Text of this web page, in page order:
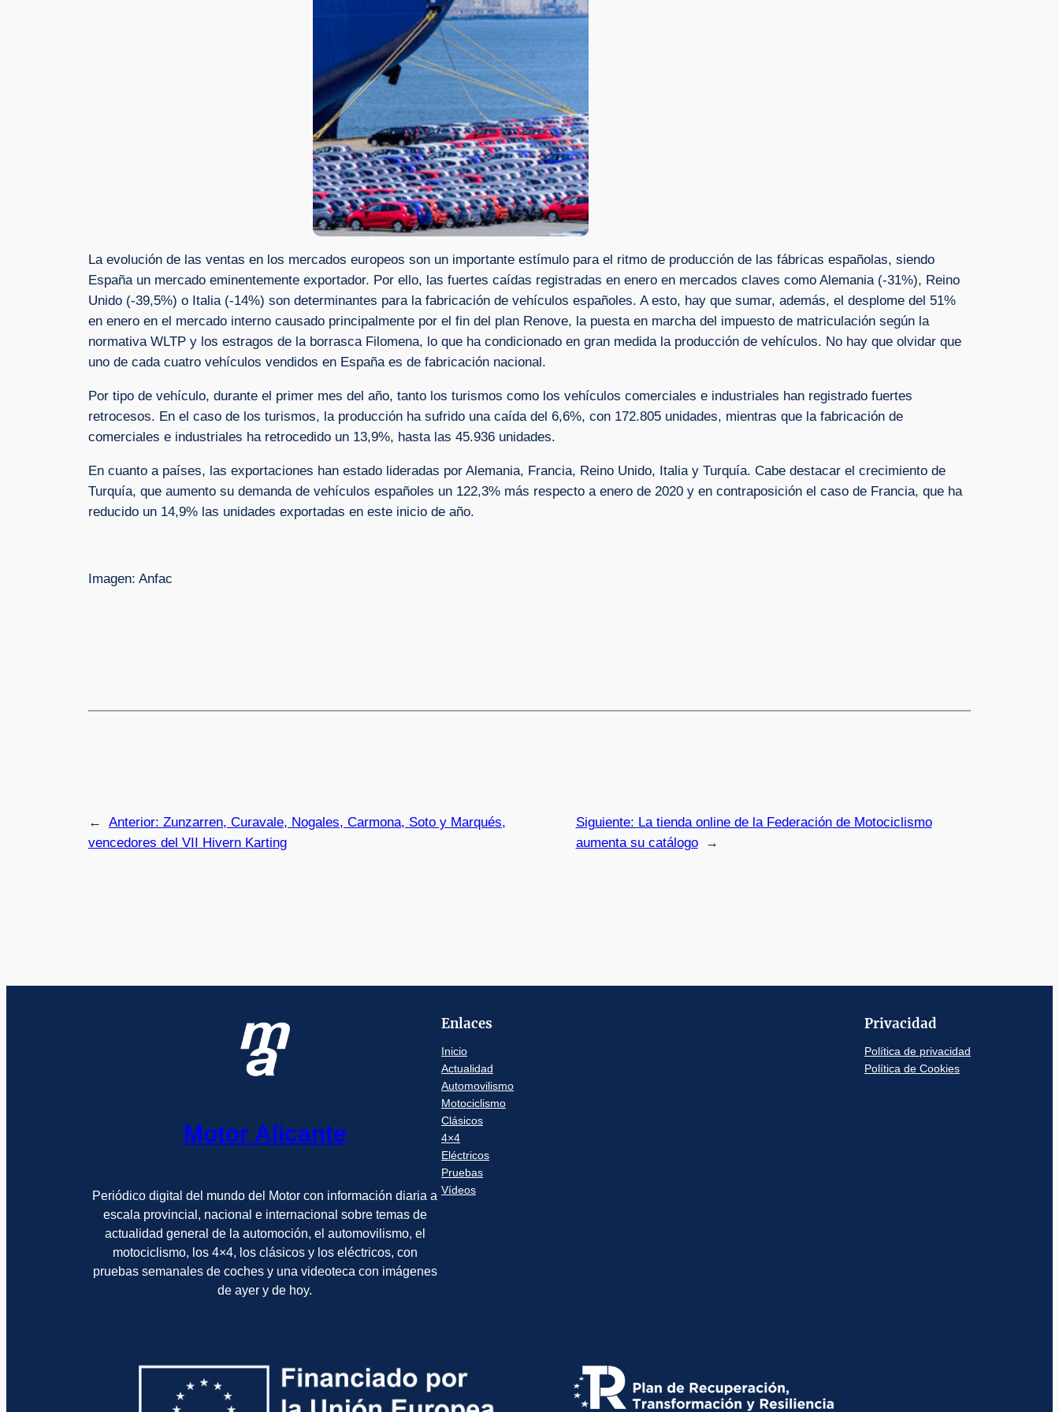
La evolución de las ventas en los mercados europeos son un importante estímulo para el ritmo de producción de las fábricas españolas, siendo
España un mercado eminentemente exportador. Por ello, las fuertes caídas registradas en enero en mercados claves como Alemania (-31%), Reino
Unido (-39,5%) o Italia (-14%) son determinantes para la fabricación de vehículos españoles. A esto, hay que sumar, además, el desplome del 51%
en enero en el mercado interno causado principalmente por el fin del plan Renove, la puesta en marcha del impuesto de matriculación según la
normativa WLTP y los estragos de la borrasca Filomena, lo que ha condicionado en gran medida la producción de vehículos. No hay que olvidar que
uno de cada cuatro vehículos vendidos en España es de fabricación nacional.
Por tipo de vehículo, durante el primer mes del año, tanto los turismos como los vehículos comerciales e industriales han registrado fuertes
retrocesos. En el caso de los turismos, la producción ha sufrido una caída del 6,6%, con 172.805 unidades, mientras que la fabricación de
comerciales e industriales ha retrocedido un 13,9%, hasta las 45.936 unidades.
En cuanto a países, las exportaciones han estado lideradas por Alemania, Francia, Reino Unido, Italia y Turquía. Cabe destacar el crecimiento de
Turquía, que aumento su demanda de vehículos españoles un 122,3% más respecto a enero de 2020 y en contraposición el caso de Francia, que ha
reducido un 14,9% las unidades exportadas en este inicio de año.
Imagen: Anfac
← Anterior: Zunzarren, Curavale, Nogales, Carmona, Soto y Marqués,
vencedores del VII Hivern Karting
Siguiente: La tienda online de la Federación de Motociclismo
aumenta su catálogo
→
Motor Alicante
Periódico digital del mundo del Motor con información diaria a
escala provincial, nacional e internacional sobre temas de
actualidad general de la automoción, el automovilismo, el
motociclismo, los 4×4, los clásicos y los eléctricos, con
pruebas semanales de coches y una videoteca con imágenes
de ayer y de hoy.
Enlaces
Inicio
Actualidad
Automovilismo
Motociclismo
Clásicos
4×4
Eléctricos
Pruebas
Vídeos
Privacidad
Política de privacidad
Política de Cookies